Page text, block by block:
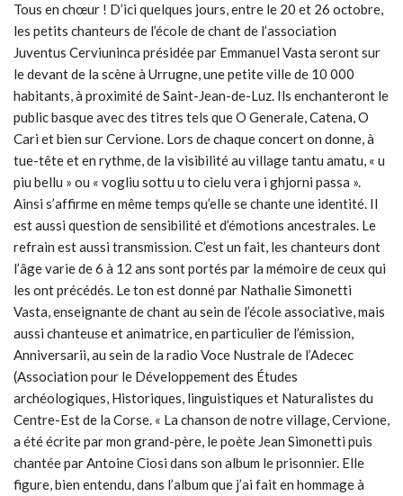
Tous en chœur ! D’ici quelques jours, entre le 20 et 26 octobre,
les petits chanteurs de l’école de chant de l’association
Juventus Cerviuninca présidée par Emmanuel Vasta seront sur
le devant de la scène à Urrugne, une petite ville de 10 000
habitants, à proximité de Saint-Jean-de-Luz. Ils enchanteront le
public basque avec des titres tels que O Generale, Catena, O
Cari et bien sur Cervione. Lors de chaque concert on donne, à
tue-tête et en rythme, de la visibilité au village tantu amatu, « u
piu bellu » ou « vogliu sottu u to cielu vera i ghjorni passa ».
Ainsi s’affirme en même temps qu’elle se chante une identité. Il
est aussi question de sensibilité et d’émotions ancestrales. Le
refrain est aussi transmission. C’est un fait, les chanteurs dont
l’âge varie de 6 à 12 ans sont portés par la mémoire de ceux qui
les ont précédés. Le ton est donné par Nathalie Simonetti
Vasta, enseignante de chant au sein de l’école associative, mais
aussi chanteuse et animatrice, en particulier de l’émission,
Anniversarii, au sein de la radio Voce Nustrale de l’Adecec
(Association pour le Développement des Études
archéologiques, Historiques, linguistiques et Naturalistes du
Centre-Est de la Corse. « La chanson de notre village, Cervione,
a été écrite par mon grand-père, le poète Jean Simonetti puis
chantée par Antoine Ciosi dans son album le prisonnier. Elle
figure, bien entendu, dans l’album que j’ai fait en hommage à